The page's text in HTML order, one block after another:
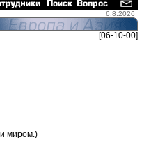
6.8.2026
[06-10-00]
миром.)